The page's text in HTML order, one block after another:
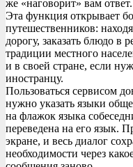
же «наговорит» вам ответ.
Эта функция открывает
путешественников:
дорогу, заказать блюдо в
традиции местного
и в своей стране, если
иностранцу.
Пользоваться сервисом
нужно указать языки
на флажок языка
переведена на его язык.
экране, и весь диалог
необходимости через